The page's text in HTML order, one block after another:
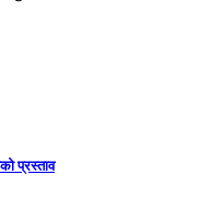
प्रस्ताव